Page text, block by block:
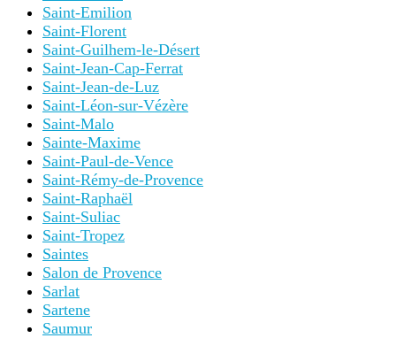
Saint-Emilion
Saint-Florent
Saint-Guilhem-le-Désert
Saint-Jean-Cap-Ferrat
Saint-Jean-de-Luz
Saint-Léon-sur-Vézère
Saint-Malo
Sainte-Maxime
Saint-Paul-de-Vence
Saint-Rémy-de-Provence
Saint-Raphaël
Saint-Suliac
Saint-Tropez
Saintes
Salon de Provence
Sarlat
Sartene
Saumur